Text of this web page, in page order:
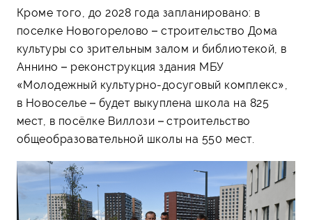
Кроме того, до 2028 года запланировано: в
поселке Новогорелово – строительство Дома
культуры со зрительным залом и библиотекой, в
Аннино – реконструкция здания МБУ
«Молодежный культурно-досуговый комплекс»,
в Новоселье – будет выкуплена школа на 825
мест, в посёлке Виллози – строительство
общеобразовательной школы на 550 мест.